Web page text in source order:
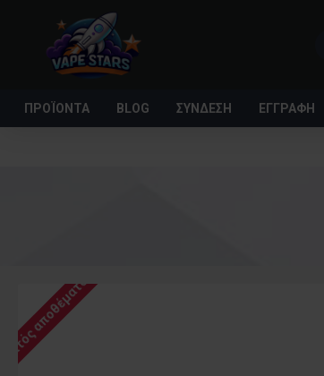
ΠΡΟΪΌΝΤΑ BLOG ΣΥΝΔΕΣΗ ΕΓΓΡΑΦΗ
Εκτός αποθέματος